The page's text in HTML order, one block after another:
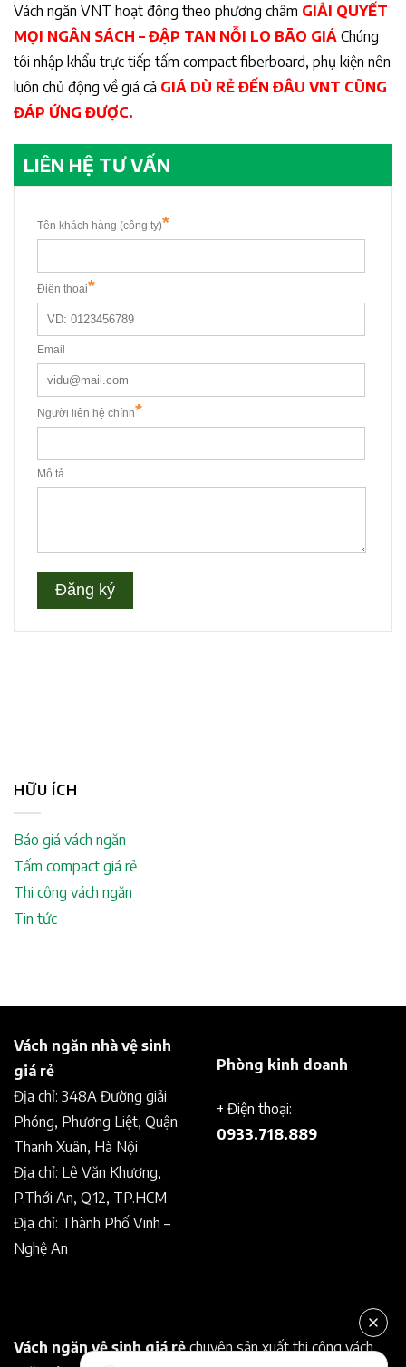
Vách ngăn VNT hoạt động theo phương châm GIẢI QUYẾT
MỌI NGÂN SÁCH – ĐẬP TAN NỖI LO BÃO GIÁ Chúng
tôi nhập khẩu trực tiếp tấm compact fiberboard, phụ kiện nên
luôn chủ động về giá cả GIÁ DÙ RẺ ĐẾN ĐÂU VNT CŨNG
ĐÁP ỨNG ĐƯỢC.
LIÊN HỆ TƯ VẤN
HỮU ÍCH
Báo giá vách ngăn
Tấm compact giá rẻ
Thi công vách ngăn
Tin tức
Vách ngăn nhà vệ sinh
giá rẻ
Địa chỉ: 348A Đường giải
Phóng, Phương Liệt, Quận
Thanh Xuân, Hà Nội
Địa chỉ: Lê Văn Khương,
P.Thới An, Q.12, TP.HCM
Địa chỉ: Thành Phố Vinh –
Nghệ An
Phòng kinh doanh
+ Điện thoại:
0933.718.889
Vách ngăn vệ sinh giá rẻchuyên sản xuất thi công vách